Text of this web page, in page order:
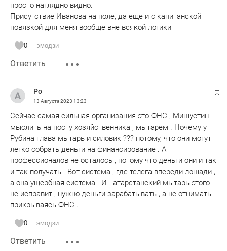
просто наглядно видно.
Присутствие Иванова на поле, да еще и с капитанской
повязкой для меня вообще вне всякой логики
0 эмодзи
Ответить
Ро
13 Августа 2023 13:23
Сейчас самая сильная организация это ФНС , Мишустин
мыслить на посту хозяйственника , мытарем . Почему у
Рубина глава мытарь и силовик ??? потому, что они могут
легко собрать деньги на финансирование . А
профессионалов не осталось , потому что деньги они и так
и так получать . Вот система , где телега впереди лошади ,
а она ущербная система . И Татарстанский мытарь этого
не исправит , нужно деньги зарабатывать , а не отнимать
прикрываясь ФНС .
0 эмодзи
Ответить